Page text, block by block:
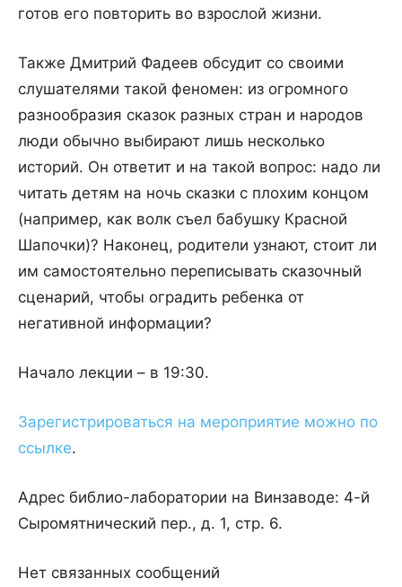
готов его повторить во взрослой жизни.
Также Дмитрий Фадеев обсудит со своими
слушателями такой феномен: из огромного
разнообразия сказок разных стран и народов
люди обычно выбирают лишь несколько
историй. Он ответит и на такой вопрос: надо ли
читать детям на ночь сказки с плохим концом
(например, как волк съел бабушку Красной
Шапочки)? Наконец, родители узнают, стоит ли
им самостоятельно переписывать сказочный
сценарий, чтобы оградить ребенка от
негативной информации?
Начало лекции – в 19:30.
Зарегистрироваться на мероприятие можно по
ссылке.
Адрес библио-лаборатории на Винзаводе: 4-й
Сыромятнический пер., д. 1, стр. 6.
Нет связанных сообщений